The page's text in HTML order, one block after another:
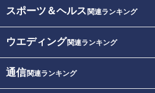
スポーツ＆ヘルス 関連ランキング
ウエディング関連ランキング
通信関連ランキング